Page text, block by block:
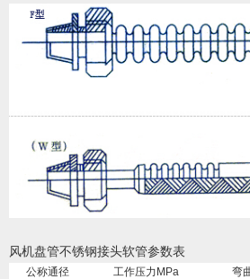
风机盘管不锈钢接头软管参数表
公称通径
工作压力MPa 弯